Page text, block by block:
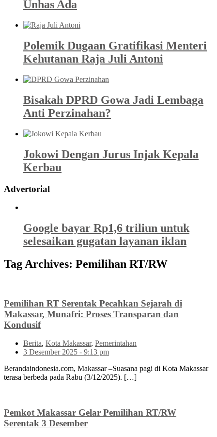
Unhas Ada
Polemik Dugaan Gratifikasi Menteri
Kehutanan Raja Juli Antoni
Bisakah DPRD Gowa Jadi Lembaga
Anti Perzinahan?
Jokowi Dengan Jurus Injak Kepala
Kerbau
Advertorial
Google bayar Rp1,6 triliun untuk
selesaikan gugatan layanan iklan
Tag Archives: Pemilihan RT/RW
Pemilihan RT Serentak Pecahkan Sejarah di
Makassar, Munafri: Proses Transparan dan
Kondusif
Berita, Kota Makassar, Pemerintahan
3 Desember 2025 - 9:13 pm
Berandaindonesia.com, Makassar –Suasana pagi di Kota Makassar
terasa berbeda pada Rabu (3/12/2025). […]
Pemkot Makassar Gelar Pemilihan RT/RW
Serentak 3 Desember